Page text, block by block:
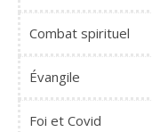
Combat spirituel
Évangile
Foi et Covid